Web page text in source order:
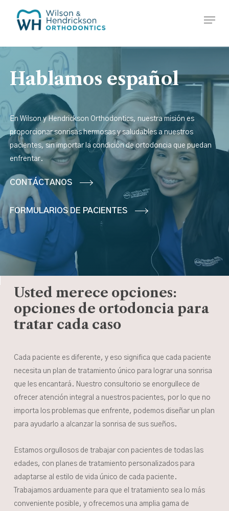
content
Menu
Hablamos español
En Wilson y Hendrickson Orthodontics, nuestra misión es
proporcionar sonrisas hermosas y saludables a nuestros
pacientes, sin importar la condición de ortodoncia que puedan
enfrentar.
CONTÁCTANOS
FORMULARIOS DE PACIENTES
Usted merece opciones:
opciones de ortodoncia para
tratar cada caso
Cada paciente es diferente, y eso significa que cada paciente
necesita un plan de tratamiento único para lograr una sonrisa
que les encantará. Nuestro consultorio se enorgullece de
ofrecer atención integral a nuestros pacientes, por lo que no
importa los problemas que enfrente, podemos diseñar un plan
para ayudarlo a alcanzar la sonrisa de sus sueños.
Estamos orgullosos de trabajar con pacientes de todas las
edades, con planes de tratamiento personalizados para
adaptarse al estilo de vida único de cada paciente.
Trabajamos arduamente para que el tratamiento sea lo más
conveniente posible, y ofrecemos una amplia gama de
Menu